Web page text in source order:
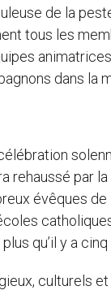
de la
tous les
dans la
rehaussé par
évêques
qu’il y a
culturels